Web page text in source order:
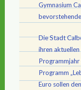
Gymnasium
Die Stadt
ihren
Programm
Euro sollen